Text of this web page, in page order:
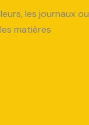
les journaux ou
matières